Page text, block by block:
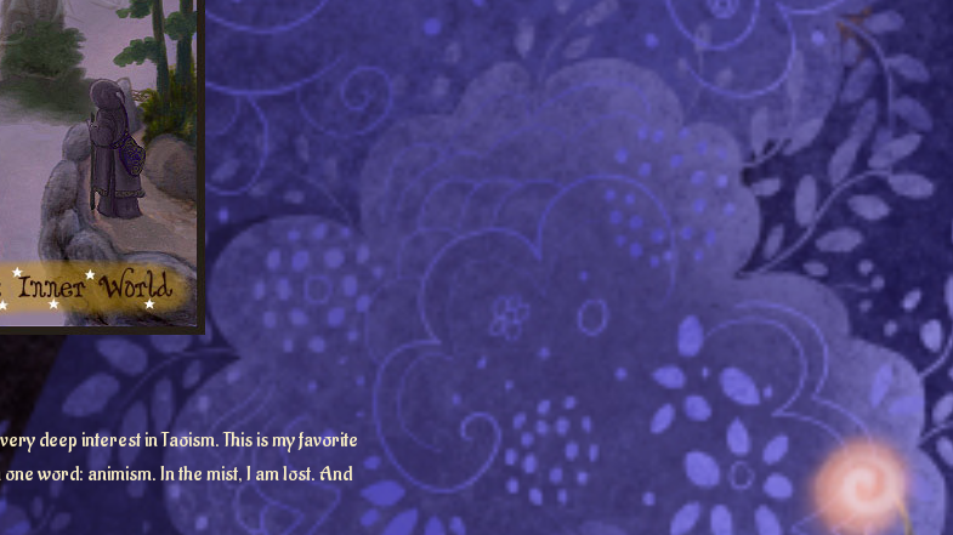
deep interest in Taoism. This is my favorite
word: animism. In the mist, I am lost. And